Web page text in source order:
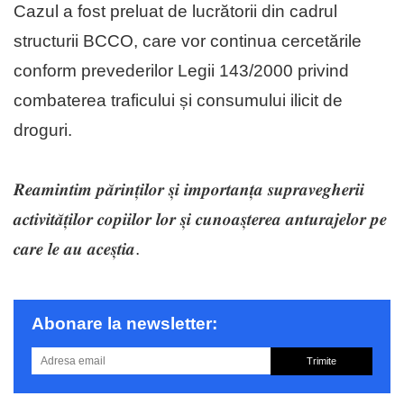
Cazul a fost preluat de lucrătorii din cadrul
structurii BCCO, care vor continua cercetările
conform prevederilor Legii 143/2000 privind
combaterea traficului și consumului ilicit de
droguri.
𝑹𝒆𝒂𝒎𝒊𝒏𝒕𝒊𝒎 𝒑𝒂̆𝒓𝒊𝒏𝒕̦𝒊𝒍𝒐𝒓 𝒔̦𝒊 𝒊𝒎𝒑𝒐𝒓𝒕𝒂𝒏𝒕̦𝒂 𝒔𝒖𝒑𝒓𝒂𝒗𝒆𝒈𝒉𝒆𝒓𝒊𝒊
𝒂𝒄𝒕𝒊𝒗𝒊𝒕𝒂̆𝒕̦𝒊𝒍𝒐𝒓 𝒄𝒐𝒑𝒊𝒊𝒍𝒐𝒓 𝒍𝒐𝒓 𝒔̦𝒊 𝒄𝒖𝒏𝒐𝒂𝒔̦𝒕𝒆𝒓𝒆𝒂 𝒂𝒏𝒕𝒖𝒓𝒂𝒋𝒆𝒍𝒐𝒓 𝒑𝒆
𝒄𝒂𝒓𝒆 𝒍𝒆 𝒂𝒖 𝒂𝒄𝒆𝒔̦𝒕𝒊𝒂.
Abonare la newsletter:
Trimite